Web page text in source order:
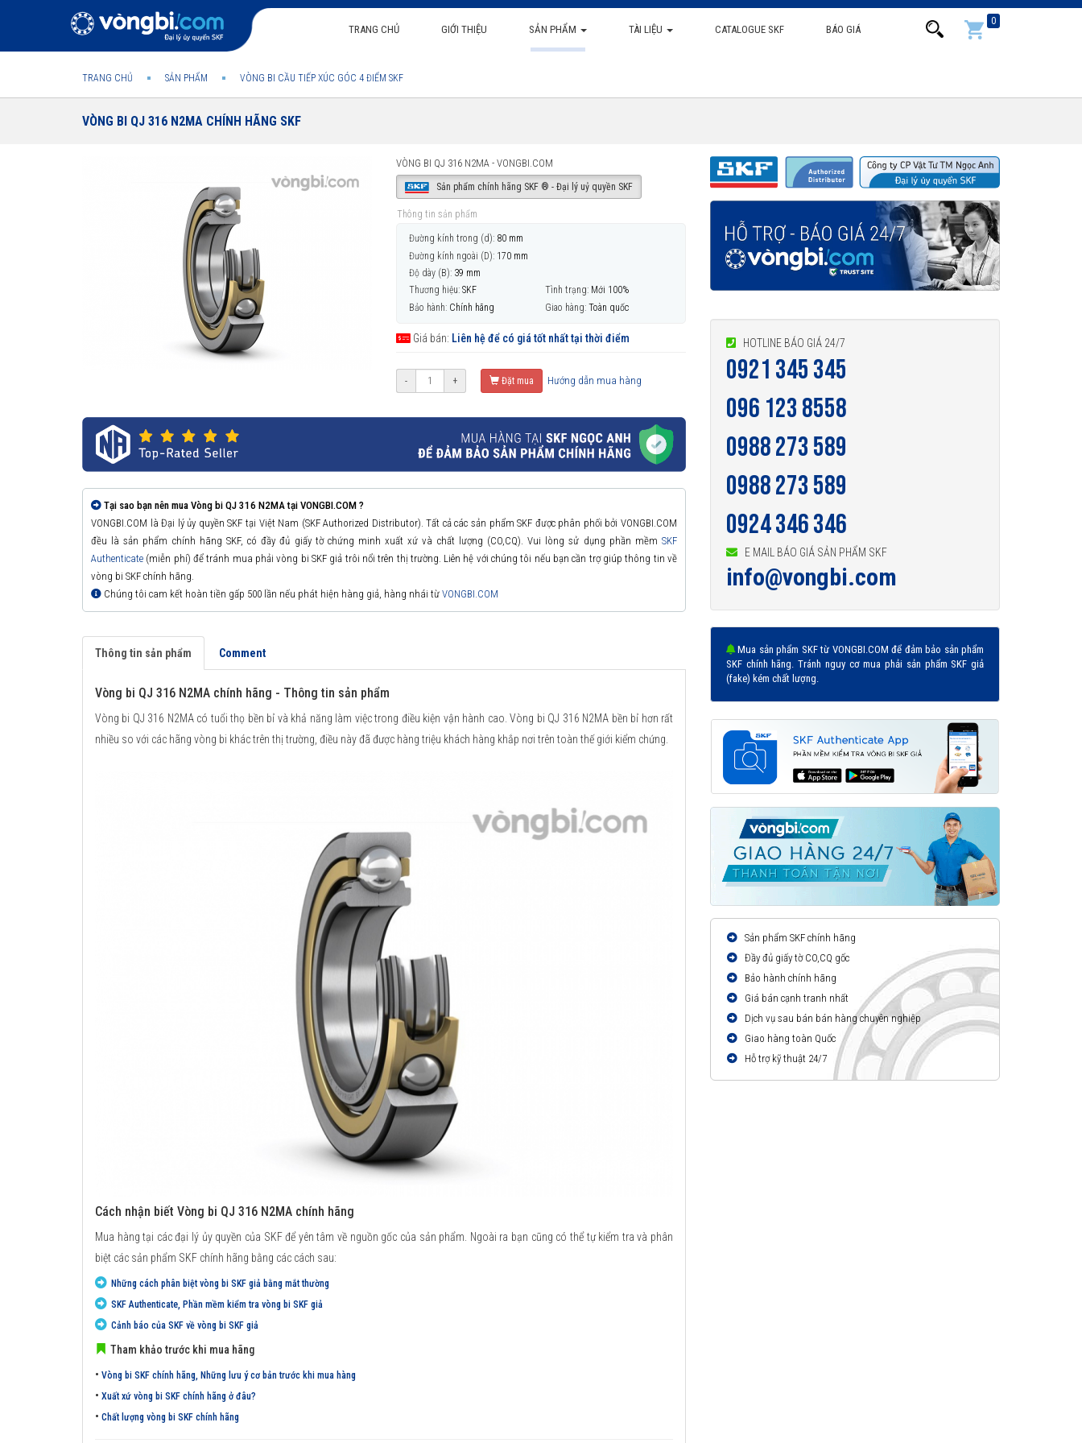
TRANG CHỦ GIỚI THIỆU SẢN PHẨM TÀI LIỆU CATALOGUE SKF BÁO GIÁ
0
TRANG CHỦ SẢN PHẨM VÒNG BI CẦU TIẾP XÚC GÓC 4 ĐIỂM SKF
VÒNG BI QJ 316 N2MA CHÍNH HÃNG SKF
VÒNG BI QJ 316 N2MA - VONGBI.COM
Sản phẩm chính hãng SKF ® - Đại lý uỷ quyền SKF
Thông tin sản phẩm
Đường kính trong (d): 80 mm
Đường kính ngoài (D): 170 mm
Độ dày (B): 39 mm
Thương hiệu: SKF Tình trạng: Mới 100%
Bảo hành: Chính hãng Giao hàng: Toàn quốc
Giá bán: Liên hệ để có giá tốt nhất tại thời điểm
- + Đặt mua Hướng dẫn mua hàng
Tại sao bạn nên mua Vòng bi QJ 316 N2MA tại VONGBI.COM ?
VONGBI.COM là Đại lý ủy quyền SKF tại Việt Nam (SKF Authorized Distributor). Tất cả các sản phẩm SKF được phân phối bởi VONGBI.COM
đều là sản phẩm chính hãng SKF, có đầy đủ giấy tờ chứng minh xuất xứ và chất lượng (CO,CQ). Vui lòng sử dụng phần mềm SKF
Authenticate (miễn phí) để tránh mua phải vòng bi SKF giả trôi nổi trên thị trường. Liên hệ với chúng tôi nếu bạn cần trợ giúp thông tin về
vòng bi SKF chính hãng.
Chúng tôi cam kết hoàn tiền gấp 500 lần nếu phát hiện hàng giả, hàng nhái từ VONGBI.COM
Thông tin sản phẩm Comment
Vòng bi QJ 316 N2MA chính hãng - Thông tin sản phẩm
Vòng bi QJ 316 N2MA có tuổi thọ bền bỉ và khả năng làm việc trong điều kiện vận hành cao. Vòng bi QJ 316 N2MA bền bỉ hơn rất
nhiều so với các hãng vòng bi khác trên thị trường, điều này đã được hàng triệu khách hàng khắp nơi trên toàn thế giới kiểm chứng.
Cách nhận biết Vòng bi QJ 316 N2MA chính hãng
Mua hàng tại các đại lý ủy quyền của SKF để yên tâm về nguồn gốc của sản phẩm. Ngoài ra bạn cũng có thể tự kiểm tra và phân
biệt các sản phẩm SKF chính hãng bằng các cách sau:
Những cách phân biệt vòng bi SKF giả bằng mắt thường
SKF Authenticate, Phần mềm kiểm tra vòng bi SKF giả
Cảnh báo của SKF về vòng bi SKF giả
Tham khảo trước khi mua hãng
• Vòng bi SKF chính hãng, Những lưu ý cơ bản trước khi mua hàng
• Xuất xứ vòng bi SKF chính hãng ở đâu?
• Chất lượng vòng bi SKF chính hãng
HOTLINE BÁO GIÁ 24/7
0921 345 345
096 123 8558
0988 273 589
0988 273 589
0924 346 346
E MAIL BÁO GIÁ SẢN PHẨM SKF
info@vongbi.com
Mua sản phẩm SKF từ VONGBI.COM để đảm bảo sản phẩm
SKF chính hãng. Tránh nguy cơ mua phải sản phẩm SKF giả
(fake) kém chất lượng.
Sản phẩm SKF chính hãng
Đầy đủ giấy tờ CO,CQ gốc
Bảo hành chính hãng
Giá bán cạnh tranh nhất
Dịch vụ sau bán bán hàng chuyên nghiệp
Giao hàng toàn Quốc
Hỗ trợ kỹ thuật 24/7